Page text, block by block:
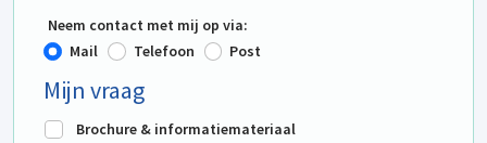
Neem contact met mij op via:
Mail
Telefoon Post
Mijn vraag
Brochure & informatiemateriaal